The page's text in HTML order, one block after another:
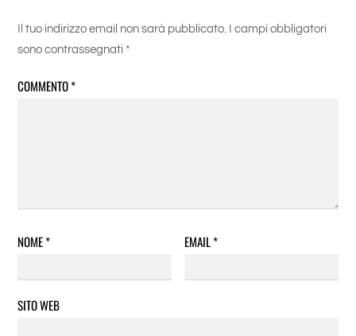
Il tuo indirizzo email non sarà pubblicato.
I campi obbligatori
sono contrassegnati *
COMMENTO*
NOME* EMAIL*
SITO WEB